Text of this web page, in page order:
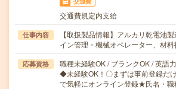
交通費規定内支給
仕事内容
【取扱製品情報】アルカリ乾電池
イン管理・機械オペレーター、材
応募資格
職種未経験OK / ブランクOK / 英語
◆未経験OK！〇まずは事前登録だ
で気軽にオンライン登録★氏名・